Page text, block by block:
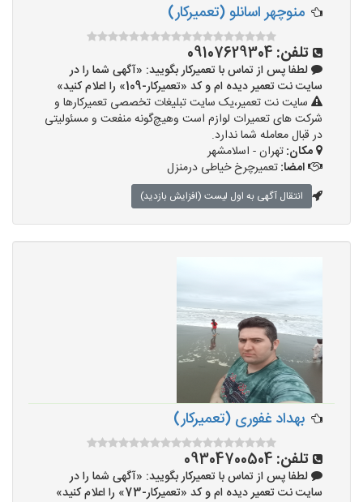
منوچهر اسانلو (تعمیرکار)
تلفن: 09107629304
لطفا پس از تماس با تعمیرکار بگویید: «آگهی شما را در
سایت نت تعمیر دیده ام و کد «تعمیرکار-109» را اعلام کنید»
سایت نت تعمیر،یک سایت تبلیغات تخصصی تعمیرکارها و
شرکت های تعمیرات لوازم است وهیچ‌گونه منفعت و مسئولیتی
در قبال معامله شما ندارد.
مکان:تهران - اسلامشهر
امضا:تعمیرچرخ خیاطی درمنزل
انتقال آگهی به اول لیست (افزایش بازدید)
بهداد غفوری (تعمیرکار)
تلفن: 09304700504
لطفا پس از تماس با تعمیرکار بگویید: «آگهی شما را در
سایت نت تعمیر دیده ام و کد «تعمیرکار-73» را اعلام کنید»